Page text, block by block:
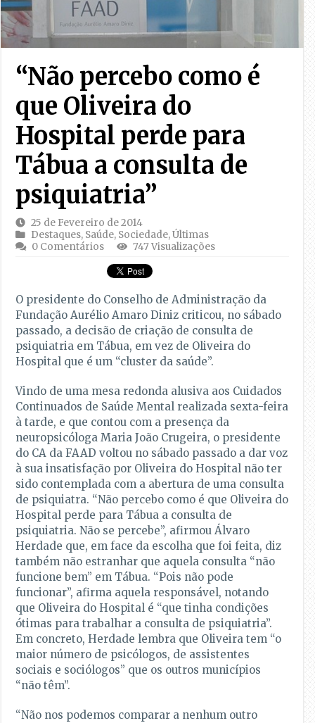
“Não percebo como é
que Oliveira do
Hospital perde para
Tábua a consulta de
psiquiatria”
25 de Fevereiro de 2014
Destaques, Saúde, Sociedade,Últimas
0 Comentários
747 Visualizações
O presidente do Conselho de Administração da
Fundação Aurélio Amaro Diniz criticou, no sábado
passado, a decisão de criação de consulta de
psiquiatria em Tábua, em vez de Oliveira do
Hospital que é um “cluster da saúde”.
Vindo de uma mesa redonda alusiva aos Cuidados
Continuados de Saúde Mental realizada sexta-feira
à tarde, e que contou com a presença da
neuropsicóloga Maria João Crugeira, o presidente
do CA da FAAD voltou no sábado passado a dar voz
à sua insatisfação por Oliveira do Hospital não ter
sido contemplada com a abertura de uma consulta
de psiquiatra. “Não percebo como é que Oliveira do
Hospital perde para Tábua a consulta de
psiquiatria. Não se percebe”, afirmou Álvaro
Herdade que, em face da escolha que foi feita, diz
também não estranhar que aquela consulta “não
funcione bem” em Tábua. “Pois não pode
funcionar”, afirma aquela responsável, notando
que Oliveira do Hospital é “que tinha condições
ótimas para trabalhar a consulta de psiquiatria”.
Em concreto, Herdade lembra que Oliveira tem “o
maior número de psicólogos, de assistentes
sociais e sociólogos” que os outros municípios
“não têm”.
“Não nos podemos comparar a nenhum outro